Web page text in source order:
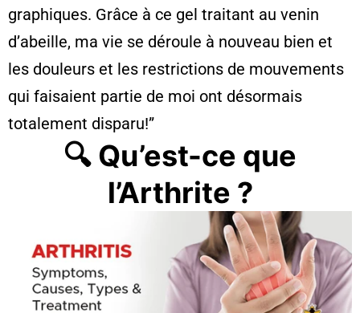
graphiques. Grâce à ce gel traitant au venin
d’abeille, ma vie se déroule à nouveau bien et
les douleurs et les restrictions de mouvements
qui faisaient partie de moi ont désormais
totalement disparu!”
🔍 Qu’est-ce que
l’Arthrite ?